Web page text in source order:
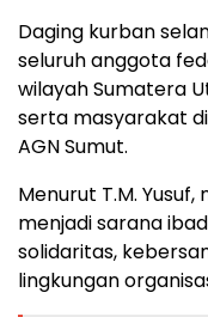
Daging kurban
seluruh anggota
wilayah Sumatera
serta masyarakat
AGN Sumut.
Menurut T.M.
menjadi sarana
solidaritas,
lingkungan